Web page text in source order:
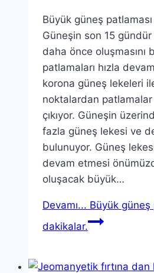
Büyük güneş
Güneşin son 15
daha önce oluşmasını
patlamaları hızla
korona güneş lekeleri ile
noktalardan
çıkıyor. Güneşin
fazla güneş lekesi ve
bulunuyor. Güneş
devam etmesi
oluşacak büyük…
Devamı... Büyük güneş
dakikalar.